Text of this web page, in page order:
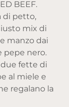
BEEF.
di petto,
mix di
manzo dai
pepe nero.
due fette di
al miele e
regalano la